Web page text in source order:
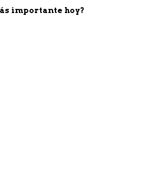
importante hoy?